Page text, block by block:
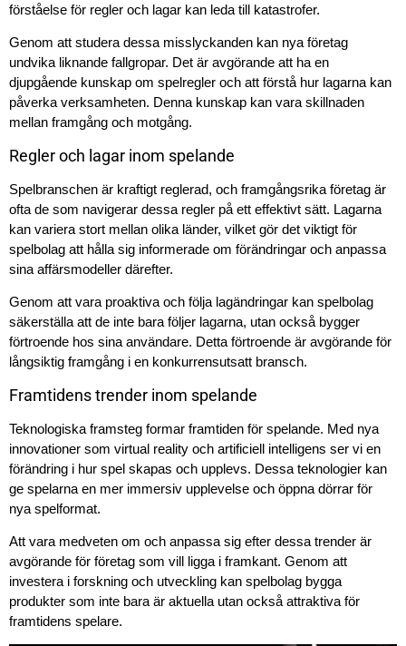
förståelse för regler och lagar kan leda till katastrofer.
Genom att studera dessa misslyckanden kan nya företag
undvika liknande fallgropar. Det är avgörande att ha en
djupgående kunskap om spelregler och att förstå hur lagarna kan
påverka verksamheten. Denna kunskap kan vara skillnaden
mellan framgång och motgång.
Regler och lagar inom spelande
Spelbranschen är kraftigt reglerad, och framgångsrika företag är
ofta de som navigerar dessa regler på ett effektivt sätt. Lagarna
kan variera stort mellan olika länder, vilket gör det viktigt för
spelbolag att hålla sig informerade om förändringar och anpassa
sina affärsmodeller därefter.
Genom att vara proaktiva och följa lagändringar kan spelbolag
säkerställa att de inte bara följer lagarna, utan också bygger
förtroende hos sina användare. Detta förtroende är avgörande för
långsiktig framgång i en konkurrensutsatt bransch.
Framtidens trender inom spelande
Teknologiska framsteg formar framtiden för spelande. Med nya
innovationer som virtual reality och artificiell intelligens ser vi en
förändring i hur spel skapas och upplevs. Dessa teknologier kan
ge spelarna en mer immersiv upplevelse och öppna dörrar för
nya spelformat.
Att vara medveten om och anpassa sig efter dessa trender är
avgörande för företag som vill ligga i framkant. Genom att
investera i forskning och utveckling kan spelbolag bygga
produkter som inte bara är aktuella utan också attraktiva för
framtidens spelare.